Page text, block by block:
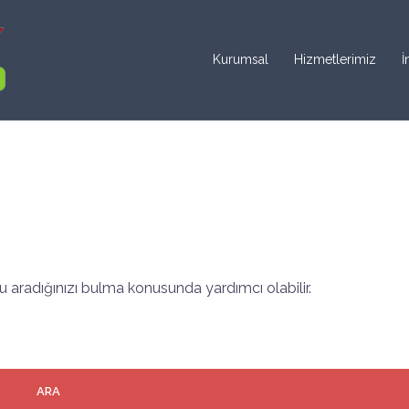
Kurumsal Hizmetlerimiz
bulma konusunda yardımcı olabilir.